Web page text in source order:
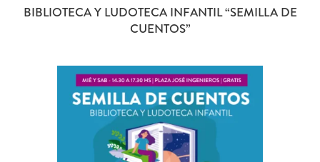
BIBLIOTECA Y LUDOTECA INFANTIL “SEMILLA DE
CUENTOS”